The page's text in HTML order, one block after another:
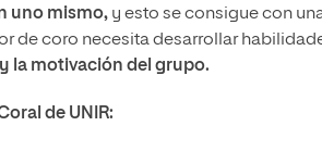
uno mismo, y esto se consigue con
de coro necesita desarrollar
la motivación del grupo.
de UNIR: